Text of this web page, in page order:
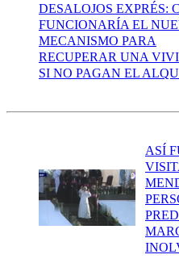
DESALOJOS EXPRÉS:
FUNCIONARÍA EL
MECANISMO PARA
RECUPERAR UNA
SI NO PAGAN EL
ASÍ